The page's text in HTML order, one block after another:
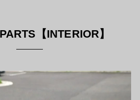
【INTERIOR】